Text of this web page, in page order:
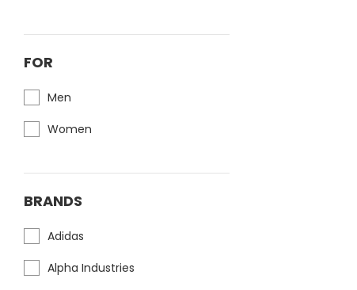
FOR
Men
Women
BRANDS
Adidas
Alpha Industries